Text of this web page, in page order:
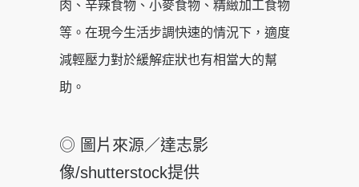
肉、辛辣食物、小麥食物、精緻加工食物
等。在現今生活步調快速的情況下，適度
減輕壓力對於緩解症狀也有相當大的幫
助。
◎ 圖片來源／達志影
像/shutterstock提供